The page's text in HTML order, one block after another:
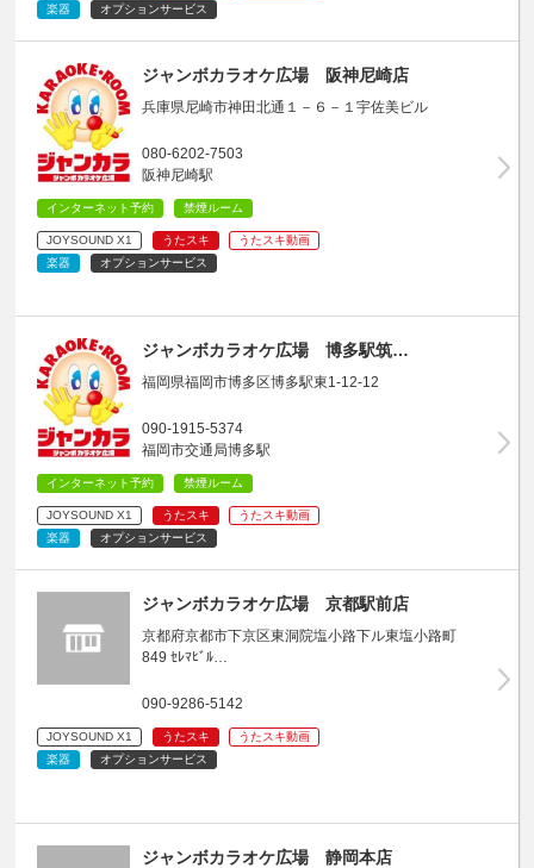
楽器
オプションサービス
ジャンボカラオケ広場 阪神尼崎店
兵庫県尼崎市神田北通１－６－１宇佐美ビル
080-6202-7503
阪神尼崎駅
インターネット予約 禁煙ルーム
JOYSOUND X1 うたスキ
うたスキ動画
楽器
オプションサービス
ジャンボカラオケ広場 博多駅筑…
福岡県福岡市博多区博多駅東1-12-12
090-1915-5374
福岡市交通局博多駅
インターネット予約 禁煙ルーム
JOYSOUND X1 うたスキ
うたスキ動画
楽器
オプションサービス
ジャンボカラオケ広場 京都駅前店
京都府京都市下京区東洞院塩小路下ル東塩小路町
849 ｾﾚﾏﾋﾞﾙ…
090-9286-5142
JOYSOUND X1 うたスキ
うたスキ動画
楽器
オプションサービス
ジャンボカラオケ広場 静岡本店